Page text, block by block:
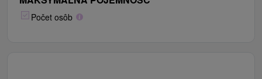
Počet osôb